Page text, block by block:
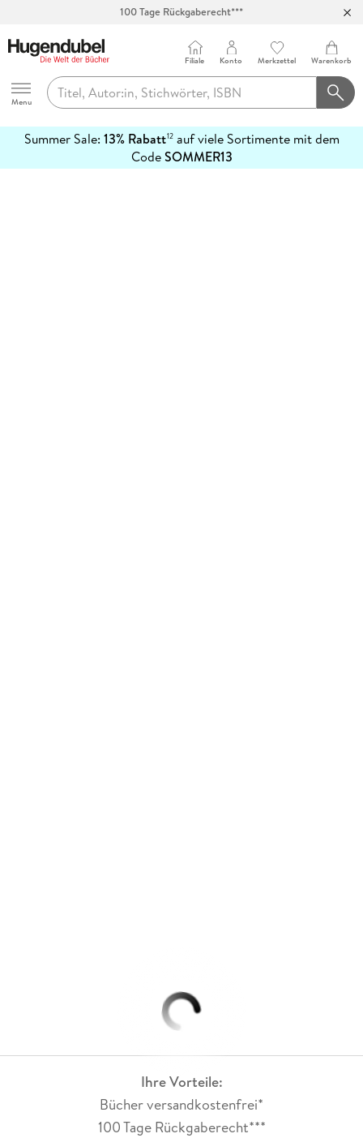
100 Tage Rückgaberecht***
Hugendubel
Menu
Filiale Konto Merkzettel Warenkorb
Summer Sale: 13% Rabatt12auf viele Sortimente mit dem
CodeSOMMER13
erfahren
Ihre Vorteile:
Bücher versandkostenfrei*
100 Tage Rückgaberecht***